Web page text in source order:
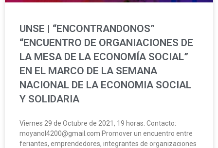
UNSE | “ENCONTRANDONOS”
“ENCUENTRO DE ORGANIACIONES DE
LA MESA DE LA ECONOMÍA SOCIAL”
EN EL MARCO DE LA SEMANA
NACIONAL DE LA ECONOMIA SOCIAL
Y SOLIDARIA
Viernes 29 de Octubre de 2021, 19 horas. Contacto:
moyanol4200@gmail.com Promover un encuentro entre
feriantes, emprendedores, integrantes de organizaciones